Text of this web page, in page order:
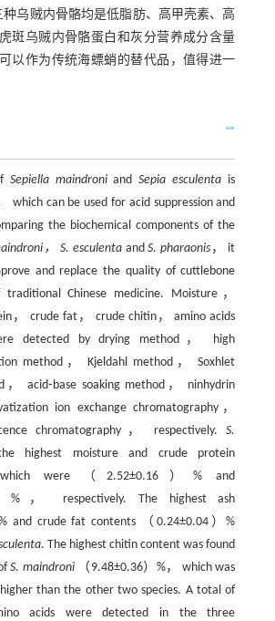
种乌贼内骨骼均是低脂肪、高甲壳素、高
斑乌贼内骨骼蛋白和灰分营养成分含量
以作为传统海螵蛸的替代品，值得进一
Sepiella maindroniandSepia esculenta is
which can be used for acid suppression and
the biochemical components of the
， S. esculentaandS. pharaonis ， it
and replace the quality of cuttlebone
Chinese medicine. Moisture，
， crude fat， crude chitin， amino acids
detected by drying method， high
method， Kjeldahl method， Soxhlet
， acid⁃base soaking method， ninhydrin
ion exchange chromatography，
chromatography， respectively.S.
highest moisture and crude protein
were （2.52±0.16）% and
%， respectively. The highest ash
and crude fat contents （0.24±0.04）%
. The highest chitin content was found
S. maindroni（9.48±0.36）%， which was
than the other two species. A total of
acids were detected in the three